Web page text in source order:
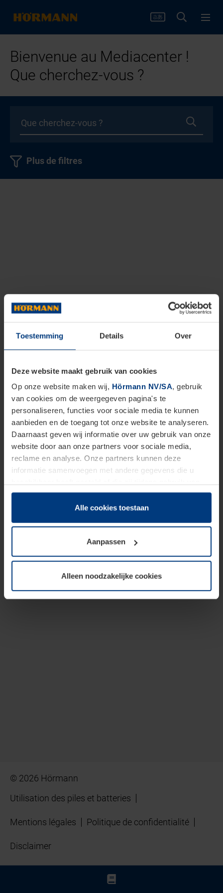
Toestemming Details Over
Deze website maakt gebruik van cookies
Op onze website maken wij, Hörmann NV/SA, gebruik
van cookies om de weergegeven pagina's te
personaliseren, functies voor sociale media te kunnen
aanbieden en de toegang tot onze website te analyseren.
Daarnaast geven wij informatie over uw gebruik van onze
website door aan onze partners voor sociale media,
reclame en analyse. Onze partners kunnen deze
informatie samenvoegen met andere gegevens die u
hun diensten hebben verzameld.
Juridisch hebben wij het recht om cookies op uw
van deze pagina's absoluut vereist is. Voor alle andere
soorten cookies is uw toestemming benodigd. Uw
toestemming kunt u op elk moment bij de uitleg van de
wijzigen of herroepen.
Alle cookies toestaan
Aanpassen
Alleen noodzakelijke cookies
Bienvenue au Mediacenter !
Que cherchez-vous ?
Plus de filtres
© 2026 Hörmann
Utilisation des piles et batteries
Mentions légales Politique de confidentialité
Disclaimer